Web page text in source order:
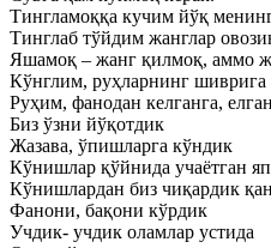
Тингламоққа кучим йўқ
Тинглаб тўйдим жанглар
Яшамоқ – жанг қилмоқ, аммо
Кўнглим, руҳларнинг шиврига
Руҳим, фанодан келганга,
Биз ўзни йўқотдик
Жазава, ўпишларга кўндик
Кўнишлар қўйнида учаётган
Кўнишлардан биз чиқардик
Фанони, бақони кўрдик
Учдик- учдик оламлар устида